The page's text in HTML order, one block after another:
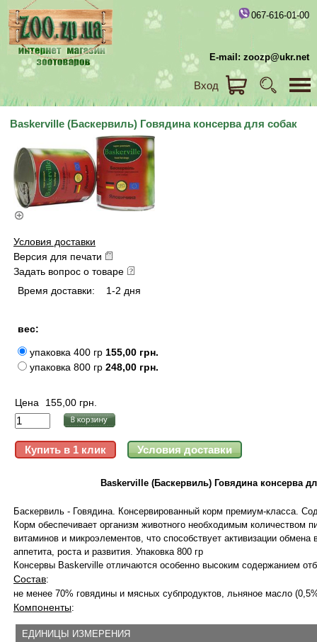
067-616-01-00
E-mail: zoozp@ukr.net
Вход
Baskerville (Баскервиль) Говядина консерва для собак
Условия доставки
Версия для печати
Задать вопрос о товаре
Время доставки:
1-2 дня
вес:
упаковка 400 гр 155,00 грн.
упаковка 800 гр 248,00 грн.
Цена 155,00 грн.
Baskerville (Баскервиль) Говядина консерва
Баскервиль - Говядина. Консервированный корм премиум-класса.
Корм обеспечивает организм животного необходимым количеством
витаминов и микроэлементов, что способствует активизации
аппетита, роста и развития. Упаковка 800 гр
Консервы Baskerville отличаются особенно высоким содержанием
Состав:
не менее 70% говядины и мясных субпродуктов, льняное масло
Компоненты:
ЕДИНИЦЫ ИЗМЕРЕНИЯ